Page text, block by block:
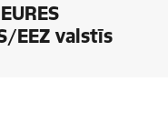
EEZ valstīs